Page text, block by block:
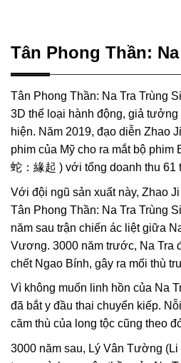
Tân Phong Thần:
Tân Phong Thần: Na Tra Trùng
3D thể loại hành động, giả
hiện. Năm 2019, đạo diễn Zhao
phim của Mỹ cho ra mắt bộ phim
蛇：緣起 ) với tổng doanh thu 61
Với đội ngũ sản xuất này, Zhao
Tân Phong Thần: Na Tra Trùng
năm sau trận chiến ác liệt giữa
Vương. 3000 năm trước, Na Tra
chết Ngao Bính, gây ra mối thù
Vì không muốn linh hồn của Na
đã bắt y đầu thai chuyển kiếp.
căm thù của long tộc cũng theo
3000 năm sau, Lý Vân Tường